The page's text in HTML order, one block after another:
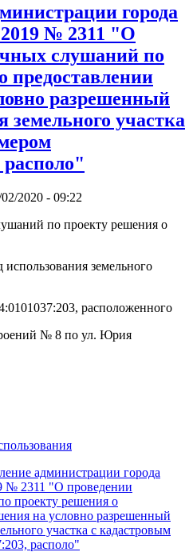
города
№ 2311 "О
слушаний по
предоставлении
разрешенный
земельного участка
располо"
2020 - 09:22
по проекту решения о
земельного
расположенного
№ 8 по ул. Юрия
администрации города
№ 2311 "О проведении
проекту решения о
на условно разрешенный
участка с кадастровым
располо"